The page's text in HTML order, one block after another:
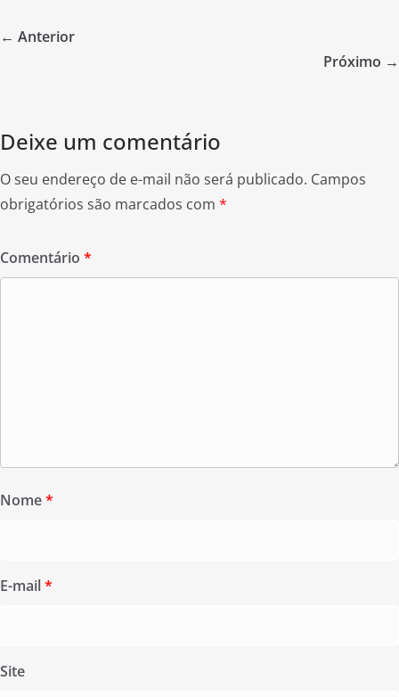
e
k
← Anterior
Próximo →
Deixe um comentário
O seu endereço de e-mail não será publicado. Campos
obrigatórios são marcados com *
Comentário *
Nome*
E-mail*
Site